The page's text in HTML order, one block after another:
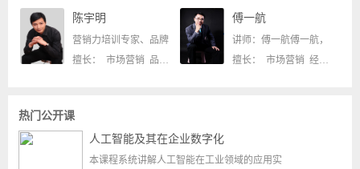
陈宇明
营销力培训专家、品牌
擅长： 市场营销 品牌管理
傅一航
讲师：傅一航傅一航，
擅长： 市场营销 经营管理
热门公开课
人工智能及其在企业数字化
本课程系统讲解人工智能在工业领域的应用实